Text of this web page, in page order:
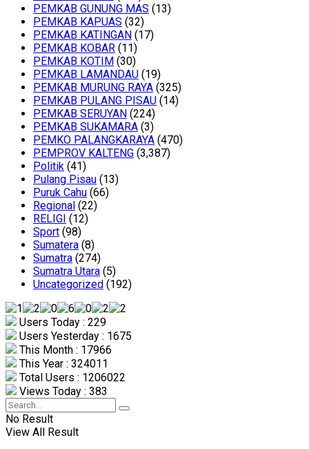
PEMKAB GUNUNG MAS (13)
PEMKAB KAPUAS (32)
PEMKAB KATINGAN (17)
PEMKAB KOBAR (11)
PEMKAB KOTIM (30)
PEMKAB LAMANDAU (19)
PEMKAB MURUNG RAYA (325)
PEMKAB PULANG PISAU (14)
PEMKAB SERUYAN (224)
PEMKAB SUKAMARA (3)
PEMKO PALANGKARAYA (470)
PEMPROV KALTENG (3,387)
Politik (41)
Pulang Pisau (13)
Puruk Cahu (66)
Regional (22)
RELIGI (12)
Sport (98)
Sumatera (8)
Sumatra (274)
Sumatra Utara (5)
Uncategorized (192)
Users Today : 229
Users Yesterday : 1675
This Month : 17966
This Year : 324011
Total Users : 1206022
Views Today : 383
No Result
View All Result